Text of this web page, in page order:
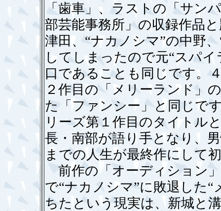
「歯車」、ラストの「サン
部芸能事務所」の収録作品
津田、“ナカノシマ”の中野
してしまったので元“スパ
口であることも同じです。
２作目の「メリーランド」
た「ファンシー」と同じで
リーズ第１作目のタイトル
長・南部が語り手となり、
までの人生が最終作にして
前作の「オーディション
で“ナカノシマ”に敗退した
ちたという現実は、新城と